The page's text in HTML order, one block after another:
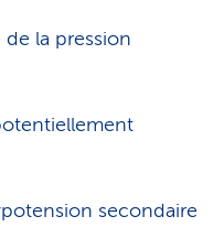
la pression
secondaire